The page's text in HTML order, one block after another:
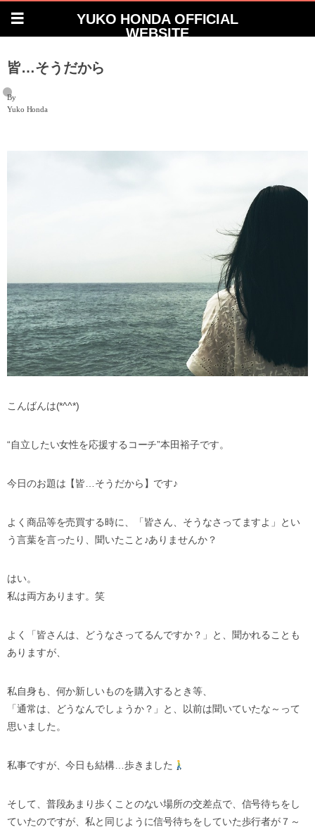
YUKO HONDA OFFICIAL
WEBSITE
皆…そうだから
By
Yuko Honda
こんばんは(*^^*)
“自立したい女性を応援するコーチ”本田裕子です。
今日のお題は【皆…そうだから】です♪
よく商品等を売買する時に、「皆さん、そうなさってますよ」とい
う言葉を言ったり、聞いたこと♪ありませんか？
はい。
私は両方あります。笑
よく「皆さんは、どうなさってるんですか？」と、聞かれることも
ありますが、
私自身も、何か新しいものを購入するとき等、
「通常は、どうなんでしょうか？」と、以前は聞いていたな～って
思いました。
私事ですが、今日も結構…歩きました
そして、普段あまり歩くことのない場所の交差点で、信号待ちをし
ていたのですが、私と同じように信号待ちをしていた歩行者が７～